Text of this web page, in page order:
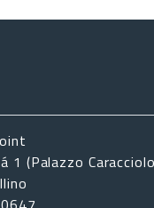
1 (Palazzo